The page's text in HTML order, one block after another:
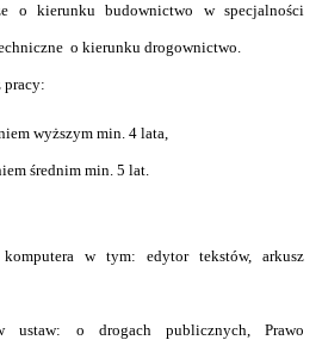
o kierunku budownictwo w specjalności
o kierunku drogownictwo.
pracy:
wyższym min. 4 lata,
średnim min. 5 lat.
komputera w tym: edytor tekstów, arkusz
ustaw: o drogach publicznych, Prawo